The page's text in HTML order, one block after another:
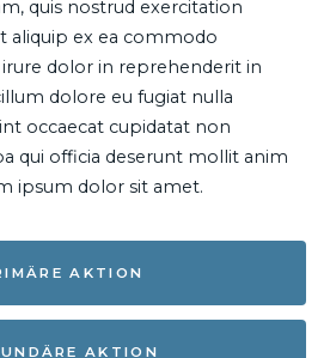
quis nostrud exercitation
aliquip ex ea commodo
irure dolor in reprehenderit in
dolore eu fugiat nulla
occaecat cupidatat non
qui officia deserunt mollit anim
ipsum dolor sit amet.
AKTION
AKTION